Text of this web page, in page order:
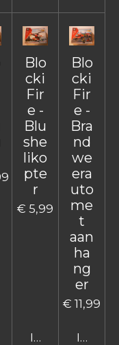
Blo
cki
Fir
e -
Blu
she
liko
pte
r
€ 5,99
In
Blo
cki
Fir
e -
Bra
nd
we
era
uto
me
t
aan
ha
ng
er
€ 11,99
In